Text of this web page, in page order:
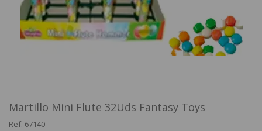
Martillo Mini Flute 32Uds Fantasy Toys
Ref. 67140